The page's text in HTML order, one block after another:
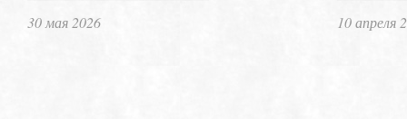
30 мая 2026 10 апреля